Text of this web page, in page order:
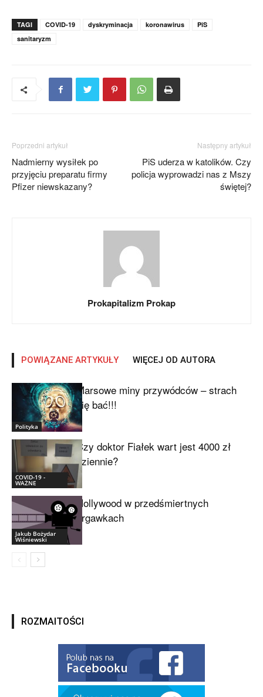
TAGI COVID-19 dyskryminacja koronawirus
PiS
sanitaryzm
Poprzedni artykuł
Nadmierny wysiłek po
przyjęciu preparatu firmy
Pfizer niewskazany?
Następny artykuł
PiS uderza w katolików. Czy
policja wyprowadzi nas z Mszy
świętej?
Prokapitalizm Prokap
POWIĄZANE ARTYKUŁY WIĘCEJ OD AUTORA
Polityka
Marsowe miny przywódców – strach
się bać!!!
COVID-19 -
WAŻNE
Czy doktor Fiałek wart jest 4000 zł
dziennie?
Jakub Bożydar
Wiśniewski
Hollywood w przedśmiertnych
drgawkach
ROZMAITOŚCI